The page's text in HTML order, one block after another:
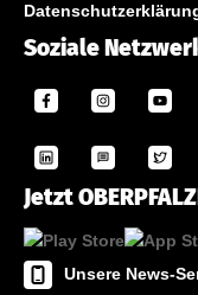
Soziale
Jetzt
Unsere News-